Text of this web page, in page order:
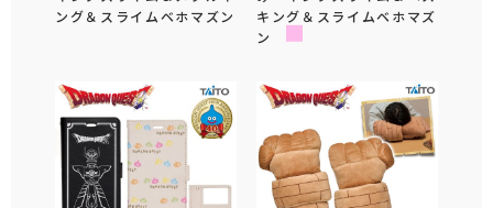
ング＆スライムベホマズン
キング＆スライムベホマズ
ン